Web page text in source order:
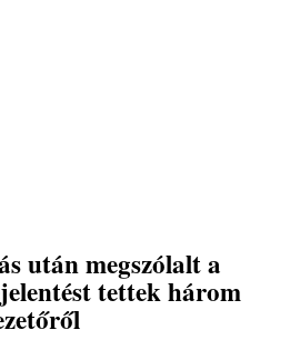
után megszólalt a
tettek három